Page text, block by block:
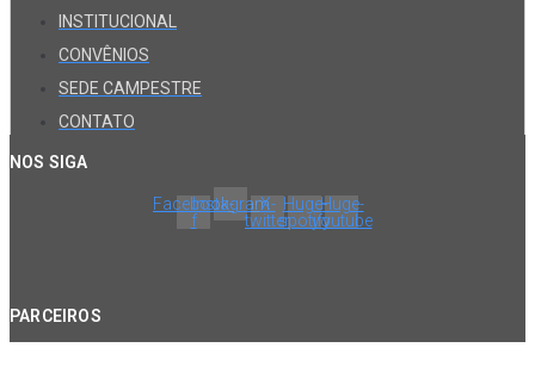
INSTITUCIONAL
CONVÊNIOS
SEDE CAMPESTRE
CONTATO
NOS SIGA
Facebook-
f
InstagramX-
twitter
Huge-
spotify
Huge-
youtube
PARCEIROS